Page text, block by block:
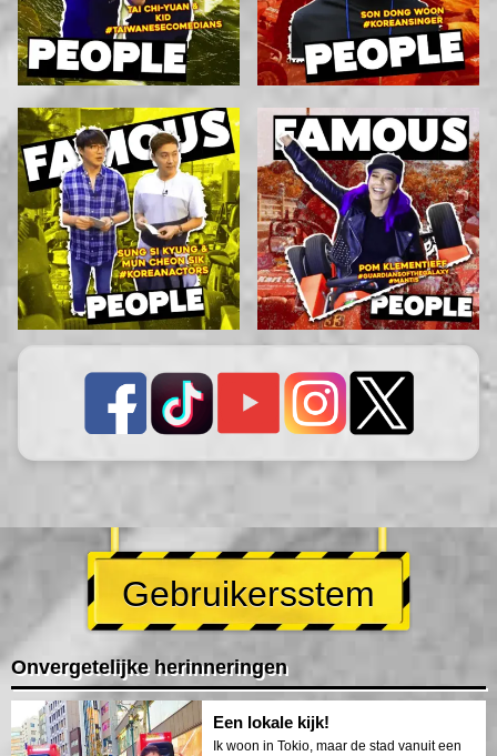
Gebruikersstem
Onvergetelijke herinneringen
Een lokale kijk!
Ik woon in Tokio, maar de stad vanuit een